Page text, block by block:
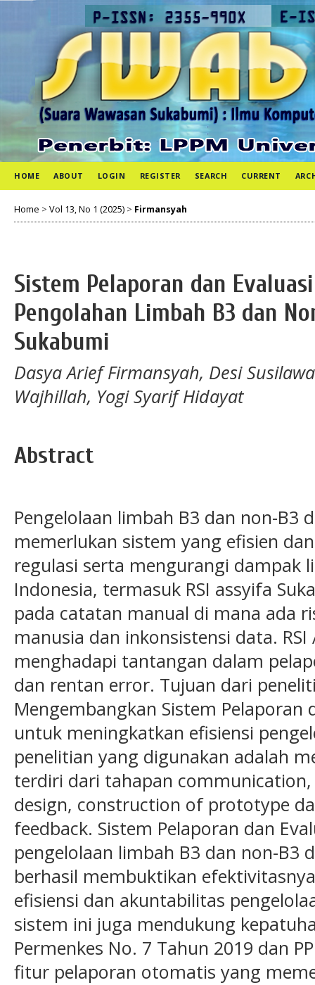
HOME ABOUT LOGIN REGISTER SEARCH CURRENT
Home > Vol 13, No 1 (2025) > Firmansyah
Sistem Pelaporan dan
Pengolahan Limbah B3 dan
Sukabumi
Dasya Arief Firmansyah, Desi
Wajhillah, Yogi Syarif Hidayat
Abstract
Pengelolaan limbah B3 dan non-B3
memerlukan sistem yang efisien
regulasi serta mengurangi dampak
Indonesia, termasuk RSI assyifa
pada catatan manual di mana ada
manusia dan inkonsistensi data.
menghadapi tantangan dalam
dan rentan error. Tujuan dari
Mengembangkan Sistem Pelaporan
untuk meningkatkan efisiensi
penelitian yang digunakan adalah
terdiri dari tahapan
design, construction of prototype
feedback. Sistem Pelaporan dan
pengelolaan limbah B3 dan non-B3
berhasil membuktikan
efisiensi dan akuntabilitas
sistem ini juga mendukung
Permenkes No. 7 Tahun 2019 dan
fitur pelaporan otomatis yang